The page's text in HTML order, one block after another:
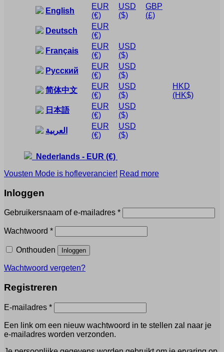
English
EUR
(€)
USD
($)
GBP
(£)
Deutsch
EUR
(€)
Français
EUR
(€)
USD
($)
Русский
EUR
(€)
USD
($)
简体中文
EUR
(€)
USD
($)
HKD
(HK$)
日本語
EUR
(€)
USD
($)
العربية
EUR
(€)
USD
($)
Nederlands - EUR (€)
Vousten Mode is hofleverancier! Read more
Inloggen
Gebruikersnaam of e-mailadres *Vereist
Wachtwoord *Vereist
Onthouden Inloggen
Wachtwoord vergeten?
Registreren
E-mailadres *Vereist
Een link om een nieuw wachtwoord in te stellen zal naar je
e-mailadres worden verzonden.